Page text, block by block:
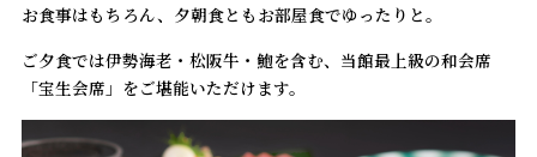
お食事はもちろん、夕朝食ともお部屋食でゆったりと。
ご夕食では伊勢海老・松阪牛・鮑を含む、当館最上級の和会席
「宝生会席」をご堪能いただけます。